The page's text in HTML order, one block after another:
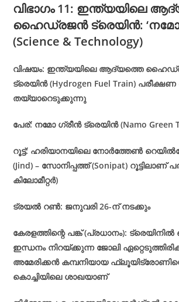
വിഭാഗം 11: ഇന്ത്യയിലെ
ഹൈഡ്രജൻ ട്രെയിൻ: ‘നമോ
(Science & Technology)
വിഷയം: ഇന്ത്യയിലെ ആദ്യത്തെ
ട്രെയിൻ (Hydrogen Fuel Train) പരീക്ഷണ
തയ്യാറെടുക്കുന്നു
പേര്: നമോ ഗ്രീൻ ട്രെയിൻ (Namo Green
റൂട്ട്: ഹരിയാനയിലെ നോർത്തേൺ
(Jind) – സോനിപ്പത്ത് (Sonipat) റൂട്ടിലാണ്
കിലോമീറ്റർ)
ട്രയൽ റൺ: ജനുവരി 26-ന് നടക്കും
കേരളത്തിന്റെ പങ്ക് (പ്രധാനം):
ഇന്ധനം നിറയ്ക്കുന്ന ജോലി
അമേരിക്കൻ കമ്പനിയായ
കൊച്ചിയിലെ ശാഖയാണ്